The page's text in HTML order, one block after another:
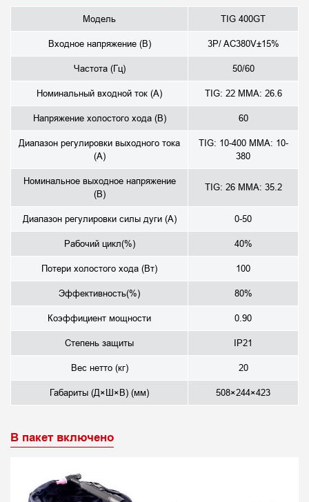
Модель TIG 400GT
Входное напряжение (В) 3P/ AC380V±15%
Частота (Гц) 50/60
Номинальный входной ток (А) TIG: 22 MMA: 26.6
Напряжение холостого хода (В) 60
Диапазон регулировки выходного тока
(А)
TIG: 10-400 MMA: 10-
380
Номинальное выходное напряжение
(В)
TIG: 26 MMA: 35.2
Диапазон регулировки силы дуги (A) 0-50
Рабочий цикл(%) 40%
Потери холостого хода (Вт) 100
Эффективность(%) 80%
Коэффициент мощности 0.90
Степень защиты IP21
Вес нетто (кг) 20
Габариты (Д×Ш×В) (мм) 508×244×423
В пакет включено